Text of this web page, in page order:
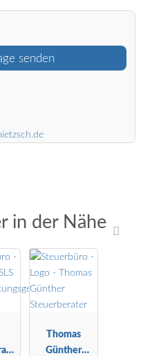
senden
in der Nähe
Thomas
Günther